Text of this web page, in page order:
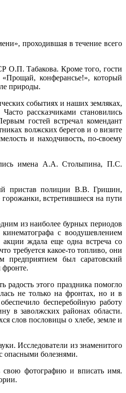
проходившая в течение всего
О.П. Табакова. Кроме того, гости
конферансье!», который
природы.
событиях и наших земляках,
рассказчиками становились
гостей встречал комендант
волжских берегов и о визите
и находчивость, по-своему
имена А.А. Столыпина, П.С.
пристав полиции В.В. Гришин,
встретившиеся на пути
из наиболее бурных периодов
с воодушевлением
ждала еще одна встреча со
требуется какое-то топливо, они
был саратовский
фронте.
этого праздника помогло
не только на фронтах, но и в
бесперебойную работу
в заволжских районах области.
слов пословицы о хлебе, земле и
Исследователи из знаменитого
опасными болезнями.
свою фотографию и вписать имя.